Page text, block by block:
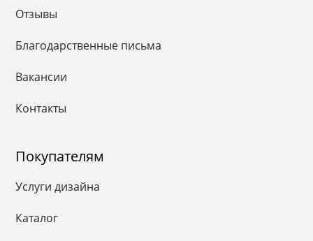
Отзывы
Благодарственные письма
Вакансии
Контакты
Покупателям
Услуги дизайна
Каталог